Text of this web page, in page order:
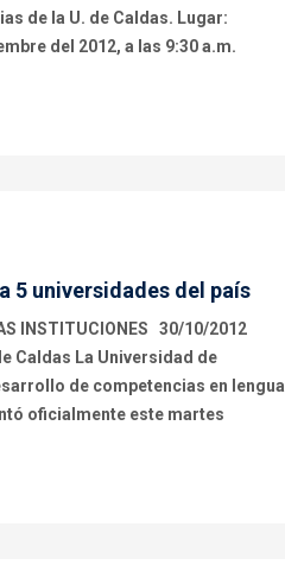
de la U. de Caldas. Lugar:
del 2012, a las 9:30 a.m.
5 universidades del país
INSTITUCIONES 30/10/2012
Caldas La Universidad de
de competencias en lengua
oficialmente este martes